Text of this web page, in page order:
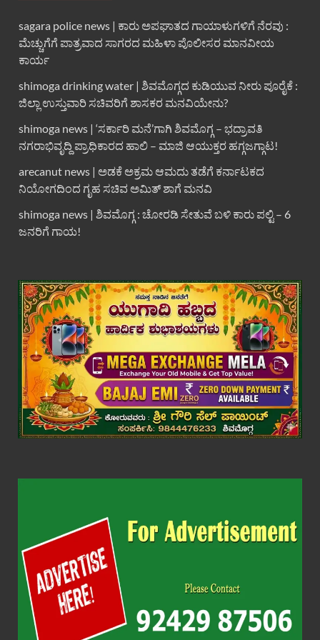
sagara police news | ಕಾರು ಅಪಘಾತದ ಗಾಯಾಳುಗಳಿಗೆ ನೆರವು :
ಮೆಚ್ಚುಗೆಗೆ ಪಾತ್ರವಾದ ಸಾಗರದ ಮಹಿಳಾ ಪೊಲೀಸರ ಮಾನವೀಯ
ಕಾರ್ಯ
shimoga drinking water | ಶಿವಮೊಗ್ಗದ ಕುಡಿಯುವ ನೀರು ಪೂರೈಕೆ :
ಜಿಲ್ಲಾ ಉಸ್ತುವಾರಿ ಸಚಿವರಿಗೆ ಶಾಸಕರ ಮನವಿಯೇನು?
shimoga news | ‘ಸರ್ಕಾರಿ ಮನೆ’ಗಾಗಿ ಶಿವಮೊಗ್ಗ – ಭದ್ರಾವತಿ
ನಗರಾಭಿವೃದ್ದಿ ಪ್ರಾಧಿಕಾರದ ಹಾಲಿ – ಮಾಜಿ ಆಯುಕ್ತರ ಹಗ್ಗಜಗ್ಗಾಟ!
arecanut news | ಅಡಕೆ ಅಕ್ರಮ ಆಮದು ತಡೆಗೆ ಕರ್ನಾಟಕದ
ನಿಯೋಗದಿಂದ ಗೃಹ ಸಚಿವ ಅಮಿತ್ ಶಾಗೆ ಮನವಿ
shimoga news | ಶಿವಮೊಗ್ಗ : ಚೋರಡಿ ಸೇತುವೆ ಬಳಿ ಕಾರು ಪಲ್ಟಿ – 6
ಜನರಿಗೆ ಗಾಯ!